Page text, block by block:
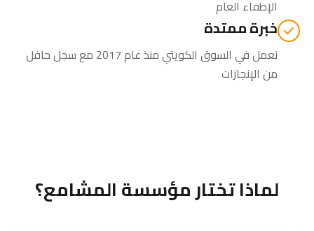
الإطفاء العام
خبرة ممتدة
نعمل في السوق الكويتي منذ عام 2017 مع سجل حافل
من الإنجازات
لماذا تختار مؤسسة المشامع؟